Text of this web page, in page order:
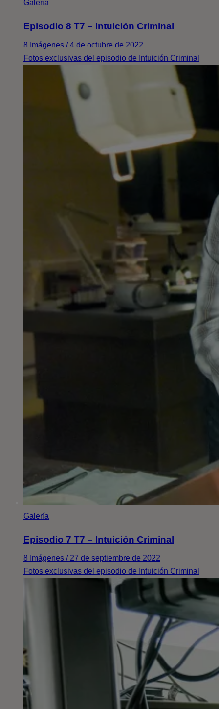
Galería
Episodio 8 T7 – Intuición Criminal
8 Imágenes / 4 de octubre de 2022
Fotos exclusivas del episodio de Intuición Criminal
Galería
Episodio 7 T7 – Intuición Criminal
8 Imágenes / 27 de septiembre de 2022
Fotos exclusivas del episodio de Intuición Criminal